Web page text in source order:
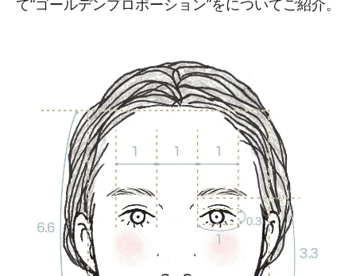
て“ゴールデンプロポーション”をについてご紹介。